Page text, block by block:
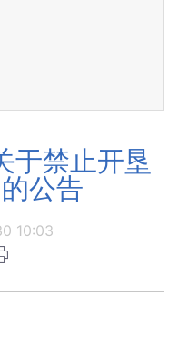
于禁止开垦
公告
10:03